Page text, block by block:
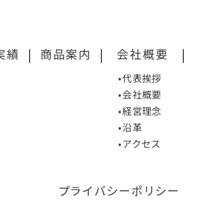
績 | 商品案内 | 会社概要
•代表挨拶
•会社概要
•経営理念
•沿革
•アクセス
|
プライバシーポリシー